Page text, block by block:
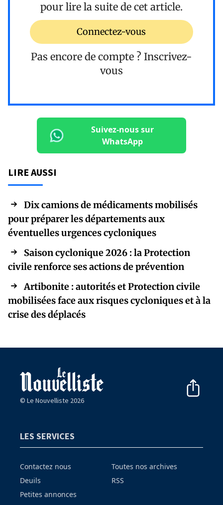
pour lire la suite de cet article.
Connectez-vous
Pas encore de compte ? Inscrivez-
vous
Suivez-nous sur
WhatsApp
LIRE AUSSI
Dix camions de médicaments mobilisés
pour préparer les départements aux
éventuelles urgences cycloniques
Saison cyclonique 2026 : la Protection
civile renforce ses actions de prévention
Artibonite : autorités et Protection civile
mobilisées face aux risques cycloniques et à la
crise des déplacés
© Le Nouvelliste 2026
LES SERVICES
Contactez nous
Deuils
Petites annonces
Toutes nos archives
RSS